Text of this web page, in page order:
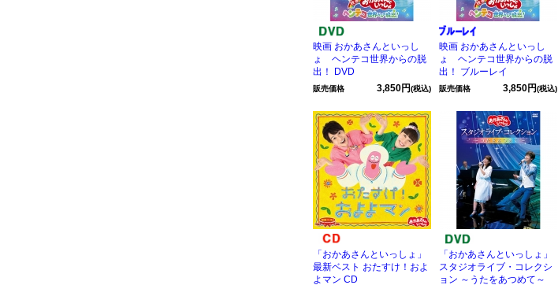
映画 おかあさんといっし
ょ ヘンテコ世界からの脱
出！ DVD
販売価格 3,850円(税込)
映画 おかあさんといっし
ょ ヘンテコ世界からの脱
出！ ブルーレイ
販売価格 3,850円(税込)
「おかあさんといっしょ」
最新ベスト おたすけ！およ
よマン CD
「おかあさんといっしょ」
スタジオライブ・コレクシ
ョン ～うたをあつめて～